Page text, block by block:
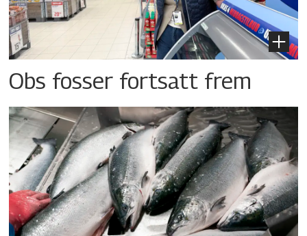
Obs fosser fortsatt frem